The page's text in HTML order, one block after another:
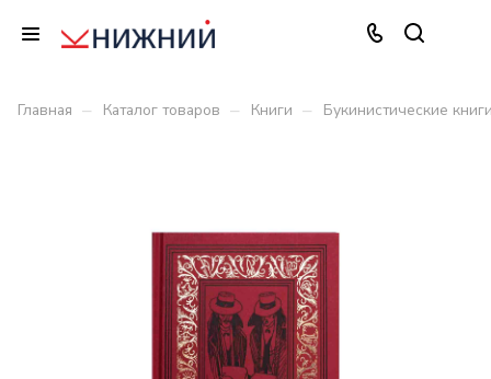
Главная – Каталог товаров – Книги – Букинистические